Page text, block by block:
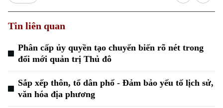
Xu hướng
Tin liên quan
Phân cấp ủy quyền tạo chuyển biến rõ nét trong
đổi mới quản trị Thủ đô
Sắp xếp thôn, tổ dân phố - Đảm bảo yếu tố lịch sử,
văn hóa địa phương